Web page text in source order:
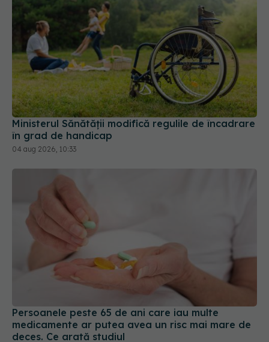
Ministerul Sănătății modifică regulile de încadrare
în grad de handicap
04 aug 2026, 10:33
Persoanele peste 65 de ani care iau multe
medicamente ar putea avea un risc mai mare de
deces. Ce arată studiul